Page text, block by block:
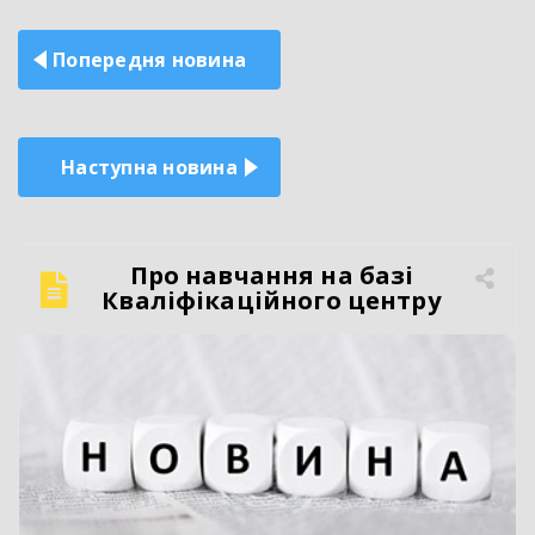
Навігація
записів
Попередня новина
Наступна новина
Про навчання на базі
Кваліфікаційного центру